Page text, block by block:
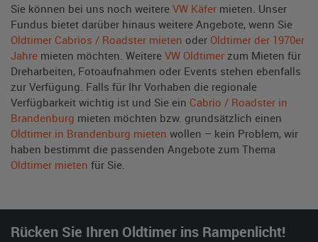
Sie können bei uns noch weitere VW Käfer mieten. Unser
Fundus bietet darüber hinaus weitere Angebote, wenn Sie
Oldtimer Cabrios / Roadster mieten oder Oldtimer der 1970er
Jahre mieten möchten. Weitere VW Oldtimer zum Mieten für
Dreharbeiten, Fotoaufnahmen oder Events stehen ebenfalls
zur Verfügung. Falls für Ihr Vorhaben die regionale
Verfügbarkeit wichtig ist und Sie ein Cabrio / Roadster in
Brandenburg mieten möchten bzw. grundsätzlich einen
Oldtimer in Brandenburg mieten wollen – kein Problem, wir
haben bestimmt die passenden Angebote zum Thema
Oldtimer mieten für Sie.
Rücken Sie Ihren Oldtimer ins Rampenlicht!